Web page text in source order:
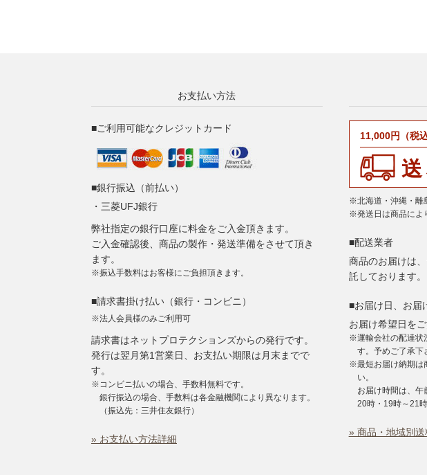
お支払い方法
■ご利用可能なクレジットカード
■銀行振込（前払い）
・三菱UFJ銀行
弊社指定の銀行口座に料金をご入金頂きます。
ご入金確認後、商品の製作・発送準備をさせて頂き
ます。
※振込手数料はお客様にご負担頂きます。
■請求書掛け払い（銀行・コンビニ）
※法人会員様のみご利用可
請求書はネットプロテクションズからの発行です。
発行は翌月第1営業日、お支払い期限は月末までで
す。
※コンビニ払いの場合、手数料無料です。
銀行振込の場合、手数料は各金融機関により異なります。
（振込先：三井住友銀行）
» お支払い方法詳細
11,000円（税
※北海道・沖縄・離
※発送日は商品によ
■配送業者
商品のお届けは
託しております。
■お届け日、お届
お届け希望日を
※運輸会社の配達状
す。予めご了承下
※最短お届け納期は
い。
お届け時間は、
20時・19時～21時
» 商品・地域別送